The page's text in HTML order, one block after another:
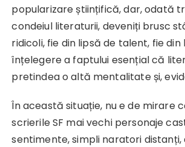
popularizare științifică, dar, odată
condeiul literaturii, deveniți brusc
ridicoli, fie din lipsă de talent, fie din
înțelegere a faptului esențial că
pretindea o altă mentalitate și,
În această situație, nu e de mirare
scrierile SF mai vechi personaje
sentimente, simpli naratori